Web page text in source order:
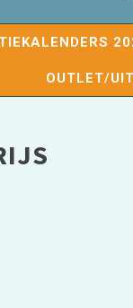
OUTLET/